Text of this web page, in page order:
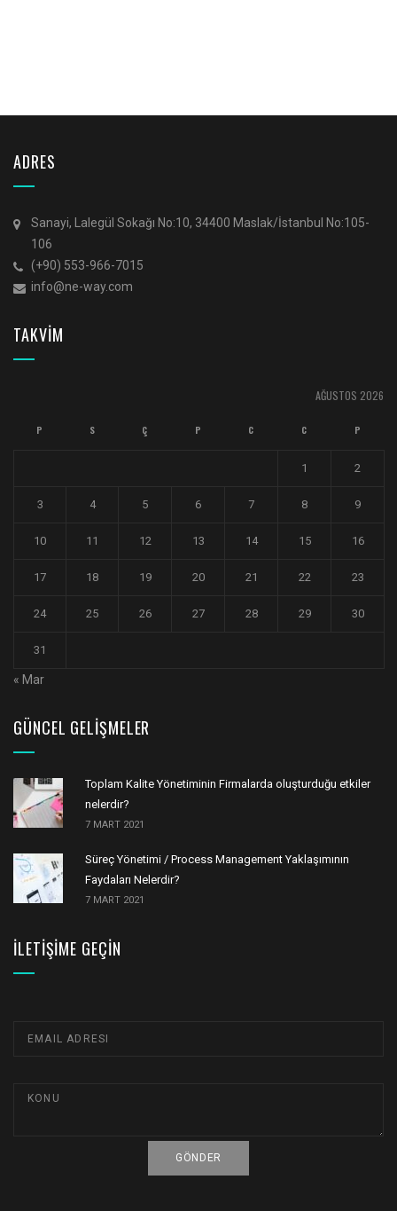
ADRES
Sanayi, Lalegül Sokağı No:10, 34400 Maslak/İstanbul No:105-
106
(+90) 553-966-7015
info@ne-way.com
TAKVİM
AĞUSTOS 2026
P S Ç P C C P
1 2
3 4 5 6 7 8 9
10 11 12 13 14 15 16
17 18 19 20 21 22 23
24 25 26 27 28 29 30
31
« Mar
GÜNCEL GELIŞMELER
Toplam Kalite Yönetiminin Firmalarda oluşturduğu etkiler
nelerdir?
7 MART 2021
Süreç Yönetimi / Process Management Yaklaşımının
Faydaları Nelerdir?
7 MART 2021
İLETIŞIME GEÇIN